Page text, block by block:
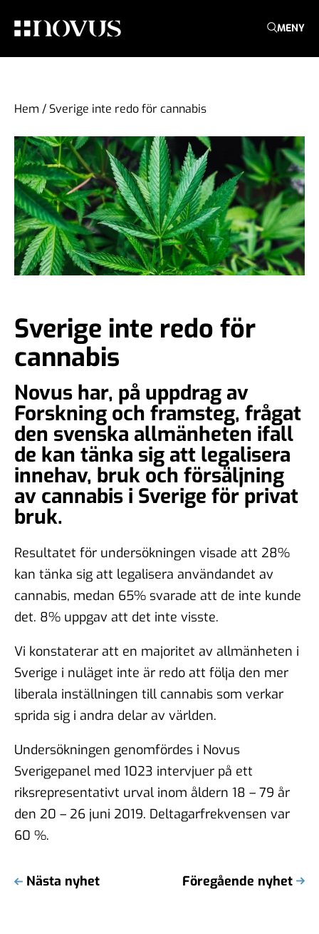
MENY
Hem / Sverige inte redo för cannabis
Sverige inte redo för
cannabis
Novus har, på uppdrag av
Forskning och framsteg, frågat
den svenska allmänheten ifall
de kan tänka sig att legalisera
innehav, bruk och försäljning
av cannabis i Sverige för privat
bruk.
Resultatet för undersökningen visade att 28%
kan tänka sig att legalisera användandet av
cannabis, medan 65% svarade att de inte kunde
det. 8% uppgav att det inte visste.
Vi konstaterar att en majoritet av allmänheten i
Sverige i nuläget inte är redo att följa den mer
liberala inställningen till cannabis som verkar
sprida sig i andra delar av världen.
Undersökningen genomfördes i Novus
Sverigepanel med 1023 intervjuer på ett
riksrepresentativt urval inom åldern 18 – 79 år
den 20 – 26 juni 2019. Deltagarfrekvensen var
60 %.
Nästa nyhet Föregående nyhet